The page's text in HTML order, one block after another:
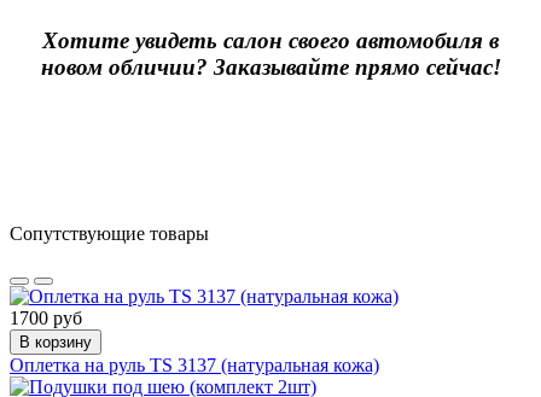
Хотите увидеть салон своего автомобиля в
новом обличии? Заказывайте прямо сейчас!
Сопутствующие товары
1700 руб
В корзину
Оплетка на руль TS 3137 (натуральная кожа)